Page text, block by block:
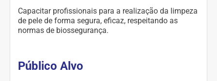
Capacitar profissionais para a realização da limpeza
de pele de forma segura, eficaz, respeitando as
normas de biossegurança.
Público Alvo